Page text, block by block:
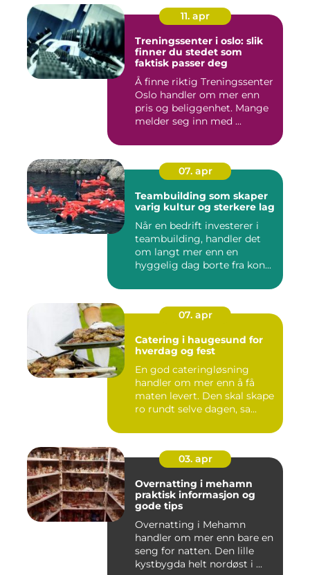
11. apr
Treningssenter i oslo: slik
finner du stedet som
faktisk passer deg
Å finne riktig Treningssenter
Oslo handler om mer enn
pris og beliggenhet. Mange
melder seg inn med ...
07. apr
Teambuilding som skaper
varig kultur og sterkere lag
Når en bedrift investerer i
teambuilding, handler det
om langt mer enn en
hyggelig dag borte fra kon...
07. apr
Catering i haugesund for
hverdag og fest
En god cateringløsning
handler om mer enn å få
maten levert. Den skal skape
ro rundt selve dagen, sa...
03. apr
Overnatting i mehamn
praktisk informasjon og
gode tips
Overnatting i Mehamn
handler om mer enn bare en
seng for natten. Den lille
kystbygda helt nordøst i ...